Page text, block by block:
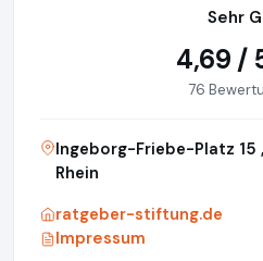
Sehr
4,69 /
76
Ingeborg-Friebe-Platz 15
Rhein
ratgeber-stiftung.de
Impressum